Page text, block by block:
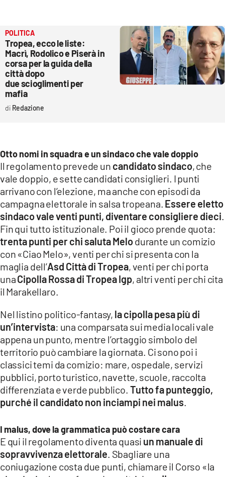
POLITICA
Tropea, ecco le liste:
Macrì, Rodolico e Piserà in
corsa per la guida della
città dopo
due scioglimenti per
mafia
Redazione
Otto nomi in squadra e un sindaco che vale doppio
Il regolamento prevede un candidato sindaco, che
vale doppio, e sette candidati consiglieri. I punti
arrivano con l’elezione, ma anche con episodi da
campagna elettorale in salsa tropeana. Essere eletto
sindaco vale venti punti, diventare consigliere dieci
Fin qui tutto istituzionale. Poi il gioco prende quota:
trenta punti per chi saluta Melodurante un comizio
con «Ciao Melo», venti per chi si presenta con la
maglia dell’Asd Città di Tropea, venti per chi porta
unaCipolla Rossa di Tropea Igp, altri venti per chi cita
il Marakellaro.
Nel listino politico-fantasy, la cipolla pesa più di
un’intervista: una comparsata sui media locali vale
appena un punto, mentre l’ortaggio simbolo del
territorio può cambiare la giornata. Ci sono poi i
classici temi da comizio: mare, ospedale, servizi
pubblici, porto turistico, navette, scuole, raccolta
differenziata e verde pubblico. Tutto fa punteggio,
purché il candidato non inciampi nei malus
I malus, dove la grammatica può costare cara
E qui il regolamento diventa quasi un manuale di
sopravvivenza elettorale . Sbagliare una
coniugazione costa due punti, chiamare il Corso «la